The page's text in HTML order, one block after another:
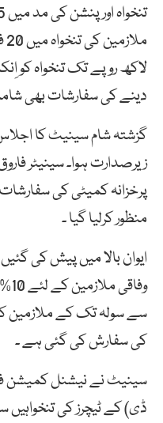
لاکھ روپے تک تنخواہ کو
دینے کی سفارشات بھی
گزشتہ شام سینیٹ کا
پرخزانہ کمیٹی کی
منظور کرلیا گیا ۔
کی سفارش کی گئی ہے ۔
سینیٹ نے نیشنل کمیشن